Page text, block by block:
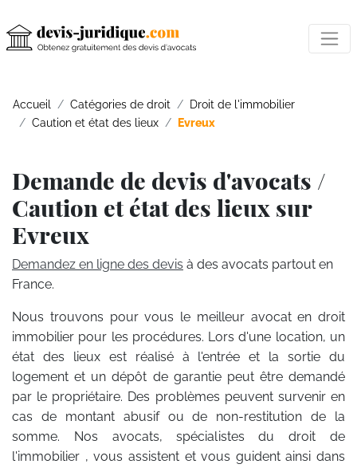
Accueil Catégories de droit
Droit de l'immobilier
Caution et état des lieux
Evreux
Demande de devis d'avocats /
Caution et état des lieux sur
Evreux
Demandez en ligne des devis à des avocats partout en
France.
Nous trouvons pour vous le meilleur avocat en droit
immobilier pour les procédures. Lors d'une location, un
état des lieux est réalisé à l'entrée et la sortie du
logement et un dépôt de garantie peut être demandé
par le propriétaire. Des problèmes peuvent survenir en
cas de montant abusif ou de non-restitution de la
somme. Nos avocats, spécialistes du droit de
l'immobilier , vous assistent et vous guident ainsi dans